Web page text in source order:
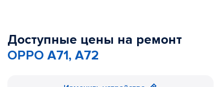
Доступные цены на ремонт
OPPO A71, A72